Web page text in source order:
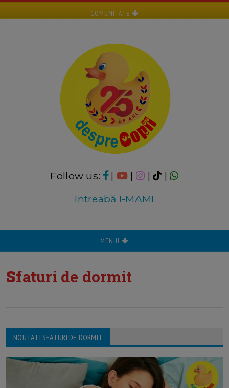
COMUNITATE
Follow us: | | |
|
Intreabă I-MAMI
MENIU
sfaturi de dormit
NOUTATI SFATURI DE DORMIT